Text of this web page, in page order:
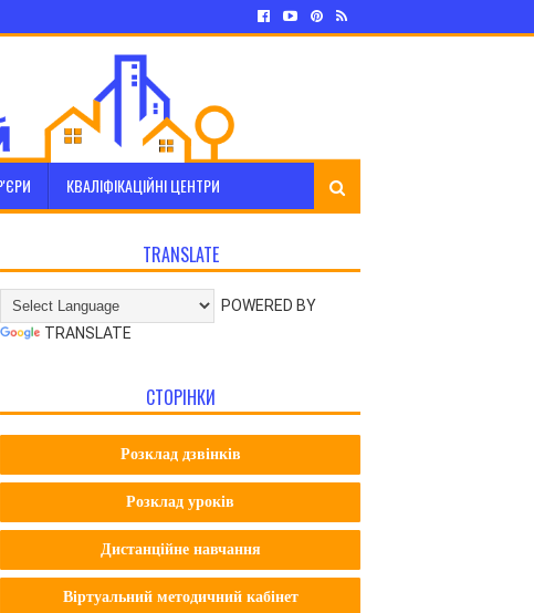
КВАЛІФІКАЦІЙНІ ЦЕНТРИ
TRANSLATE
POWERED BY
TRANSLATE
СТОРІНКИ
Розклад дзвінків
Розклад уроків
Дистанційне навчання
Віртуальний методичний кабінет